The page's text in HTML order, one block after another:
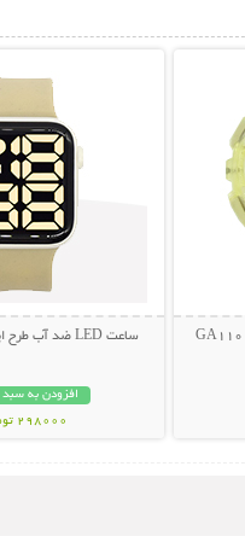
ساعت LED ضد آب طرح اپل واچ (سری 3)
افزودن به
298000 تومان